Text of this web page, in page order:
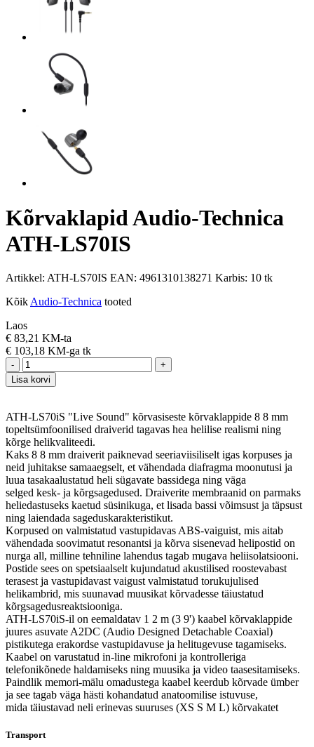
Kõrvaklapid Audio-Technica
ATH-LS70IS
Artikkel: ATH-LS70IS EAN: 4961310138271 Karbis: 10 tk
Kõik Audio-Technica tooted
Laos
€ 83,21 KM-ta
€ 103,18 KM-ga tk
-
+
Lisa korvi
ATH-LS70iS "Live Sound" kõrvasiseste kõrvaklappide 8 8 mm
topeltsümfoonilised draiverid tagavas hea helilise realismi ning
kõrge helikvaliteedi.
Kaks 8 8 mm draiverit paiknevad seeriaviisiliselt igas korpuses ja
neid juhitakse samaaegselt, et vähendada diafragma moonutusi ja
luua tasakaalustatud heli sügavate bassidega ning väga
selged kesk- ja kõrgsagedused. Draiverite membraanid on parmaks
heliedastuseks kaetud süsinikuga, et lisada bassi võimsust ja täpsust
ning laiendada sageduskarakteristikut.
Korpused on valmistatud vastupidavas ABS-vaiguist, mis aitab
vähendada soovimatut resonantsi ja kõrva sisenevad helipostid on
nurga all, milline tehniline lahendus tagab mugava heliisolatsiooni.
Postide sees on spetsiaalselt kujundatud akustilised roostevabast
terasest ja vastupidavast vaigust valmistatud torukujulised
helikambrid, mis suunavad muusikat kõrvadesse täiustatud
kõrgsagedusreaktsiooniga.
ATH-LS70iS-il on eemaldatav 1 2 m (3 9') kaabel kõrvaklappide
juures asuvate A2DC (Audio Designed Detachable Coaxial)
pistikutega erakordse vastupidavuse ja helitugevuse tagamiseks.
Kaabel on varustatud in-line mikrofoni ja kontrolleriga
telefonikõnede haldamiseks ning muusika ja video taasesitamiseks.
Paindlik memori-mälu omadustega kaabel keerdub kõrvade ümber
ja see tagab väga hästi kohandatud anatoomilise istuvuse,
mida täiustavad neli erinevas suuruses (XS S M L) kõrvakatet
Transport